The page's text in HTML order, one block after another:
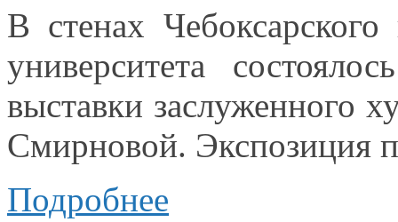
В стенах Чебоксарского
университета
выставки заслуженного
Смирновой. Экспозиция
Подробнее